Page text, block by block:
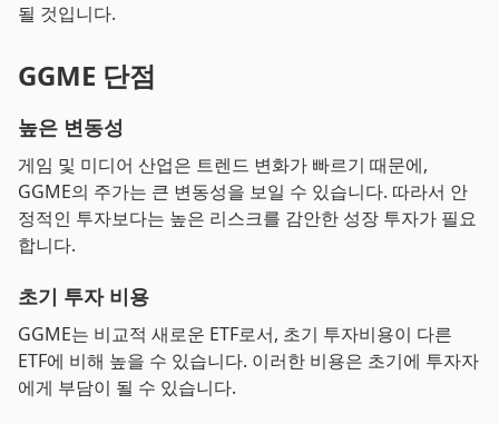
될 것입니다.
GGME 단점
높은 변동성
게임 및 미디어 산업은 트렌드 변화가 빠르기 때문에,
GGME의 주가는 큰 변동성을 보일 수 있습니다. 따라서 안
정적인 투자보다는 높은 리스크를 감안한 성장 투자가 필요
합니다.
초기 투자 비용
GGME는 비교적 새로운 ETF로서, 초기 투자비용이 다른
ETF에 비해 높을 수 있습니다. 이러한 비용은 초기에 투자자
에게 부담이 될 수 있습니다.